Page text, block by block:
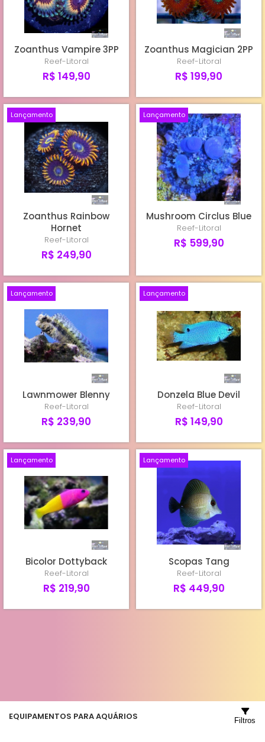
Zoanthus Vampire 3PP
Reef-Litoral
R$ 149,90
Zoanthus Magician 2PP
Reef-Litoral
R$ 199,90
Lançamento
Zoanthus Rainbow
Hornet
Reef-Litoral
R$ 249,90
Lançamento
Mushroom Circlus Blue
Reef-Litoral
R$ 599,90
Lançamento
Lawnmower Blenny
Reef-Litoral
R$ 239,90
Lançamento
Donzela Blue Devil
Reef-Litoral
R$ 149,90
Lançamento
Bicolor Dottyback
Reef-Litoral
R$ 219,90
Lançamento
Scopas Tang
Reef-Litoral
R$ 449,90
EQUIPAMENTOS PARA AQUÁRIOS Filtros